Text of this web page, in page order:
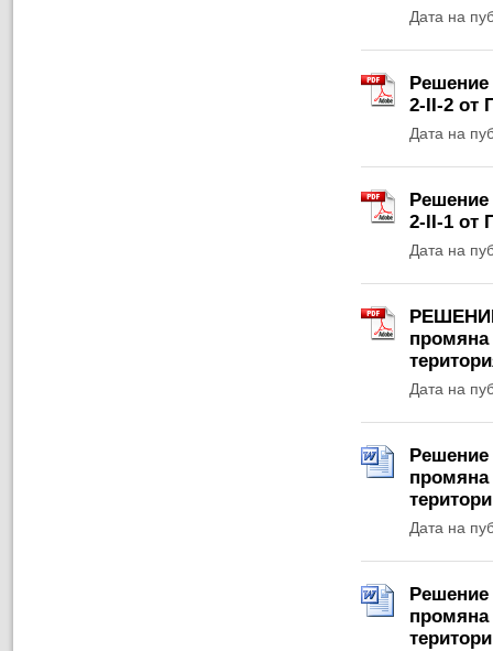
Дата на
Решение
2-II-2 от
Дата на
Решение
2-II-1 от
Дата на
промяна
Дата на
Решение
промяна
Дата на
Решение
промяна